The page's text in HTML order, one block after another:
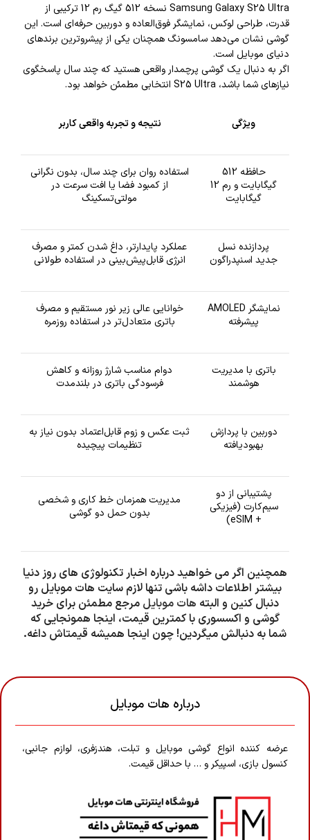
Samsung Galaxy S25 Ultra نسخه 512 گیگ رم 12 ترکیبی از
قدرت، طراحی لوکس، نمایشگر فوق‌العاده و دوربین حرفه‌ای است. این
گوشی نشان می‌دهد سامسونگ همچنان یکی از پیشروترین برندهای
دنیای موبایل است.
اگر به دنبال یک گوشی پرچمدار واقعی هستید که چند سال پاسخگوی
نیازهای شما باشد، S25 Ultra انتخابی مطمئن خواهد بود.
ویژگی نتیجه و تجربه واقعی کاربر
حافظه 512
گیگابایت و رم 12
گیگابایت
استفاده روان برای چند سال، بدون نگرانی
از کمبود فضا یا افت سرعت در
مولتی‌تسکینگ
پردازنده نسل
جدید اسنپدراگون
عملکرد پایدارتر، داغ شدن کمتر و مصرف
انرژی قابل‌پیش‌بینی در استفاده طولانی
نمایشگر AMOLED
پیشرفته
خوانایی عالی زیر نور مستقیم و مصرف
باتری متعادل‌تر در استفاده روزمره
باتری با مدیریت
هوشمند
دوام مناسب شارژ روزانه و کاهش
فرسودگی باتری در بلندمدت
دوربین با پردازش
بهبودیافته
ثبت عکس و زوم قابل‌اعتماد بدون نیاز به
تنظیمات پیچیده
پشتیبانی از دو
سیم‌کارت (فیزیکی
+ eSIM)
مدیریت همزمان خط کاری و شخصی
بدون حمل دو گوشی
همچنین اگر می خواهید درباره اخبار تکنولوژی های روز دنیا
بیشتر اطلاعات داشه باشی تنها لازم سایت هات موبایل رو
دنبال کنین و البته هات موبایل مرجع مطمئن برای خرید
گوشی و اکسسوری با کمترین قیمت، اینجا همونجایی که
شما به دنبالش میگردین! چون اینجا همیشه قیمتاش داغه.
درباره هات موبایل
عرضه کننده انواع گوشی موبایل و تبلت، هندزفری، لوازم جانبی،
کنسول بازی، اسپیکر و … با حداقل قیمت.